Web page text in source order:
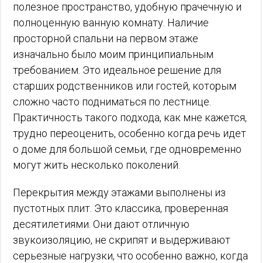
полезное пространство, удобную прачечную и
полноценную ванную комнату. Наличие
просторной спальни на первом этаже
изначально было моим принципиальным
требованием. Это идеальное решение для
старших родственников или гостей, которым
сложно часто подниматься по лестнице.
Практичность такого подхода, как мне кажется,
трудно переоценить, особенно когда речь идет
о доме для большой семьи, где одновременно
могут жить несколько поколений.
Перекрытия между этажами выполнены из
пустотных плит. Это классика, проверенная
десятилетиями. Они дают отличную
звукоизоляцию, не скрипят и выдерживают
серьезные нагрузки, что особенно важно, когда